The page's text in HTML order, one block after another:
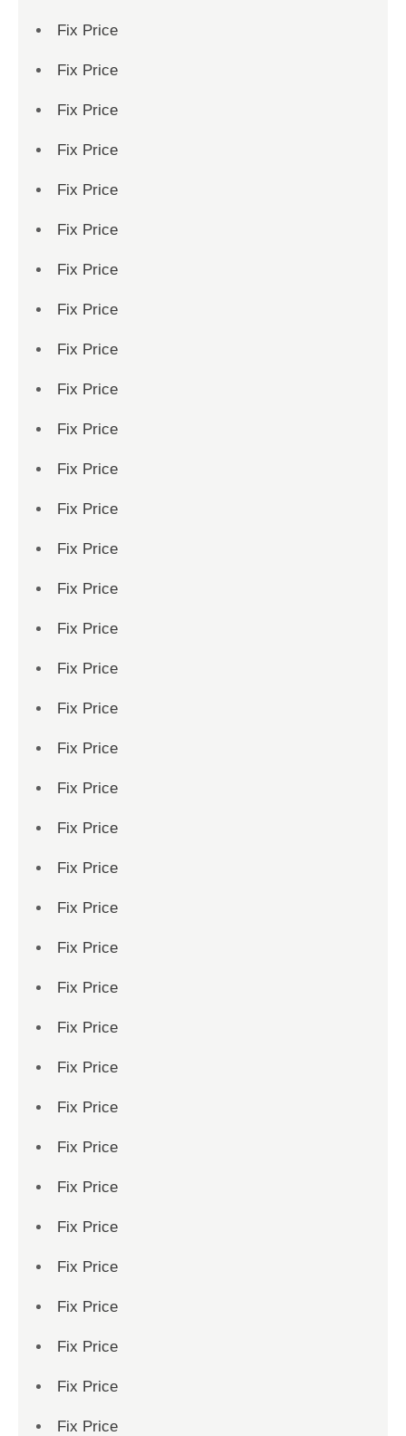
Fix Price
Fix Price
Fix Price
Fix Price
Fix Price
Fix Price
Fix Price
Fix Price
Fix Price
Fix Price
Fix Price
Fix Price
Fix Price
Fix Price
Fix Price
Fix Price
Fix Price
Fix Price
Fix Price
Fix Price
Fix Price
Fix Price
Fix Price
Fix Price
Fix Price
Fix Price
Fix Price
Fix Price
Fix Price
Fix Price
Fix Price
Fix Price
Fix Price
Fix Price
Fix Price
Fix Price